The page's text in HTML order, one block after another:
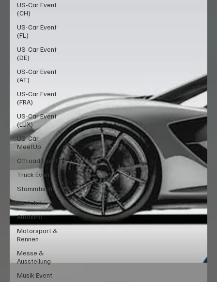
US-Car Event
(CH)
US-Car Event
(FL)
US-Car Event
(DE)
US-Car Event
(AT)
US-Car Event
(FRA)
US-Car Event
(LUX)
US-Car
MeetUp
Offroad Event
Truck Event
Stammtisch
Ausfahrt
Autokino
Motorsport &
Rennen
Messe &
Ausstellung
Musik Event